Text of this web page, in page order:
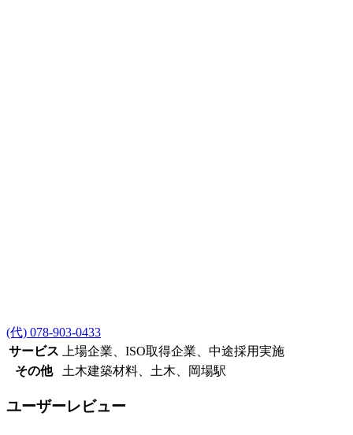
(代) 078-903-0433
サービス
上場企業、ISO取得企業、中途採用実施
その他
土木建築材料、土木、岡場駅
ユーザーレビュー